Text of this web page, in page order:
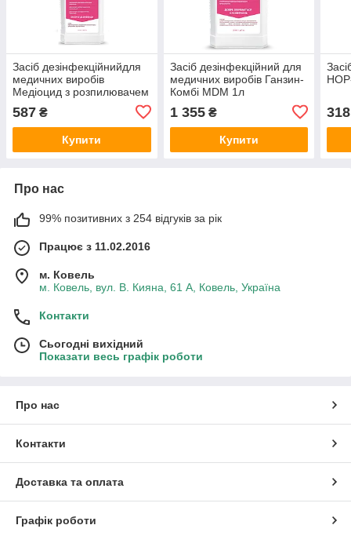
Засіб дезінфекційнийдля
медичних виробів
Медіоцид з розпилювачем
587 ₴
Купити
Засіб дезінфекційний для
медичних виробів Ганзин-
Комбі MDM 1л
1 355₴
Купити
318
Про нас
99% позитивних з 254 відгуків за рік
Працює з 11.02.2016
м. Ковель
м. Ковель, вул. В. Кияна, 61 А, Ковель, Україна
Контакти
Сьогодні вихідний
Показати весь графік роботи
Про нас
Контакти
Доставка та оплата
Графік роботи